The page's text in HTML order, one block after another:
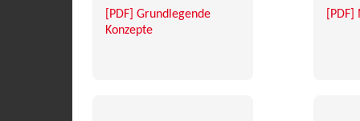
[PDF] Grundlegende
Konzepte